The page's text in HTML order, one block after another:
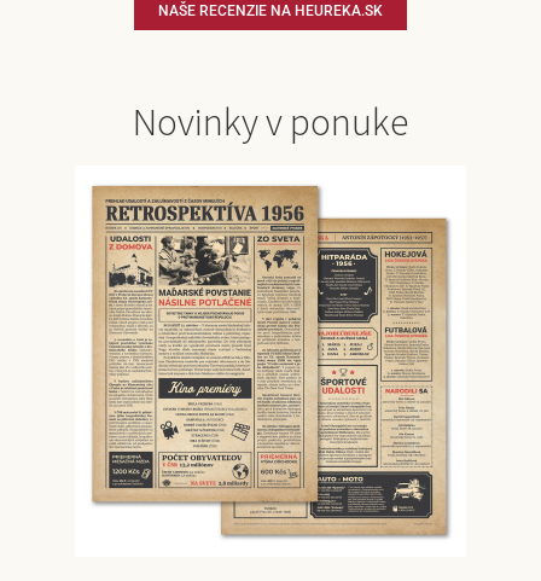
NAŠE RECENZIE NA HEUREKA.SK
Novinky v ponuke